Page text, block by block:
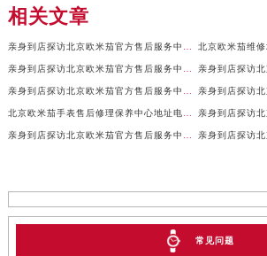
相关文章
亲身到店探访北京欧米茄官方售后服务中心｜全新地址及售后热线（2026年7月最新）
亲身到店探访北京欧米茄官方售后服务中心｜服务电话及详细网点地址（2026年7月最新）
亲身到店探访北京欧米茄官方售后服务中心｜网点地址及服务电话（2026年7月最新）
北京欧米茄手表售后修理保养中心地址电话权威公示（2026年7月最新）
亲身到店探访北京欧米茄官方售后服务中心｜最新官方地址及服务电话（2026年7月最新）
常见问题